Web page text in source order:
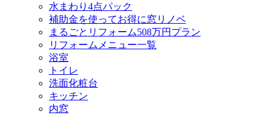
水まわり4点パック
補助金を使ってお得に窓リノベ
まるごとリフォーム508万円プラン
リフォームメニュー一覧
浴室
トイレ
洗面化粧台
キッチン
内窓